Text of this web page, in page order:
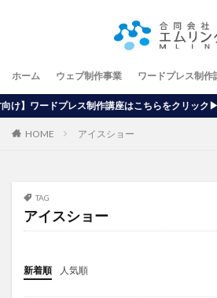
ホーム ウェブ制作事業 ワードプレス制作
講座はこちらをクリック▶
HOME アイスショー
TAG
アイスショー
新着順 人気順